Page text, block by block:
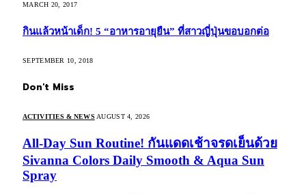
MARCH 20, 2017
กินแล้วหน้าเด็ก! 5 “อาหารอายุยืน” ที่สาวญี่ปุ่นขอบอกต่อ
SEPTEMBER 10, 2018
Don't Miss
ACTIVITIES & NEWS AUGUST 4, 2026
All-Day Sun Routine! กันแดดเช้าจรดเย็นด้วย
Sivanna Colors Daily Smooth & Aqua Sun
Spray